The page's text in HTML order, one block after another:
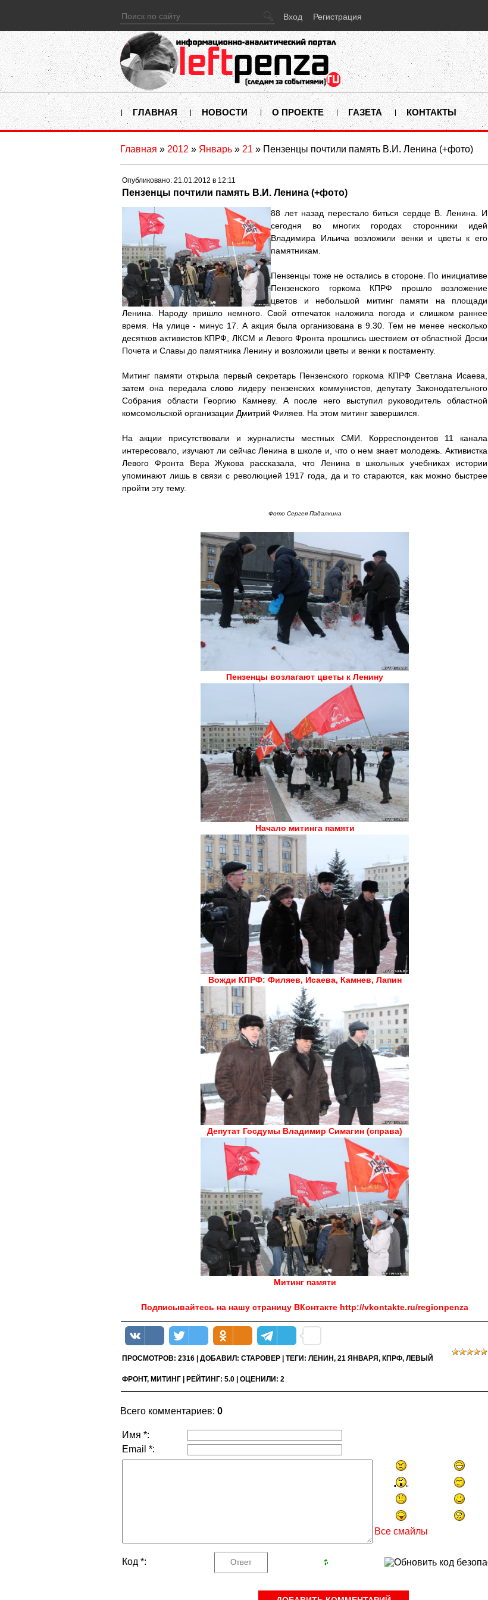
Вход Регистрация
ГЛАВНАЯ НОВОСТИ О ПРОЕКТЕ ГАЗЕТА КОНТАКТЫ
Главная » 2012 » Январь » 21 » Пензенцы почтили память В.И. Ленина (+фото)
Опубликовано: 21.01.2012 в 12:11
Пензенцы почтили память В.И. Ленина (+фото)
88 лет назад перестало биться сердце В. Ленина. И
сегодня во многих городах сторонники идей
Владимира Ильича возложили венки и цветы к его
памятникам.
Пензенцы тоже не остались в стороне. По инициативе
Пензенского горкома КПРФ прошло возложение
цветов и небольшой митинг памяти на площади
Ленина. Народу пришло немного. Свой отпечаток наложила погода и слишком раннее
время. На улице - минус 17. А акция была организована в 9.30. Тем не менее несколько
десятков активистов КПРФ, ЛКСМ и Левого Фронта прошлись шествием от областной Доски
Почета и Славы до памятника Ленину и возложили цветы и венки к постаменту.
Митинг памяти открыла первый секретарь Пензенского горкома КПРФ Светлана Исаева,
затем она передала слово лидеру пензенских коммунистов, депутату Законодательного
Собрания области Георгию Камневу. А после него выступил руководитель областной
комсомольской организации Дмитрий Филяев. На этом митинг завершился.
На акции присутствовали и журналисты местных СМИ. Корреспондентов 11 канала
интересовало, изучают ли сейчас Ленина в школе и, что о нем знает молодежь. Активистка
Левого Фронта Вера Жукова рассказала, что Ленина в школьных учебниках истории
упоминают лишь в связи с революцией 1917 года, да и то стараются, как можно быстрее
пройти эту тему.
Фото Сергея Падалкина
Пензенцы возлагают цветы к Ленину
Начало митинга памяти
Вожди КПРФ: Филяев, Исаева, Камнев, Лапин
Депутат Госдумы Владимир Симагин (справа)
Митинг памяти
Подписывайтесь на нашу страницу ВКонтакте http://vkontakte.ru/regionpenza
ПРОСМОТРОВ: 2316 ДОБАВИЛ : СТАРОВЕР ТЕГИ : ЛЕНИН, 21 ЯНВАРЯ , КПРФ, ЛЕВЫЙ
ФРОНТ, МИТИНГ РЕЙТИНГ: 5.0 ОЦЕНИЛИ : 2
Всего комментариев: 0
Имя *:
Email *:
Все смайлы
Код *: